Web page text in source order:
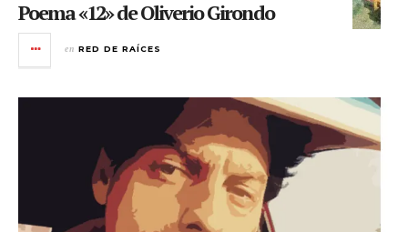
Poema «12» de Oliverio Girondo
en RED DE RAÍCES